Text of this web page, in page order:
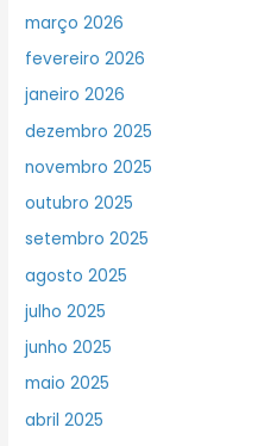
março 2026
fevereiro 2026
janeiro 2026
dezembro 2025
novembro 2025
outubro 2025
setembro 2025
agosto 2025
julho 2025
junho 2025
maio 2025
abril 2025